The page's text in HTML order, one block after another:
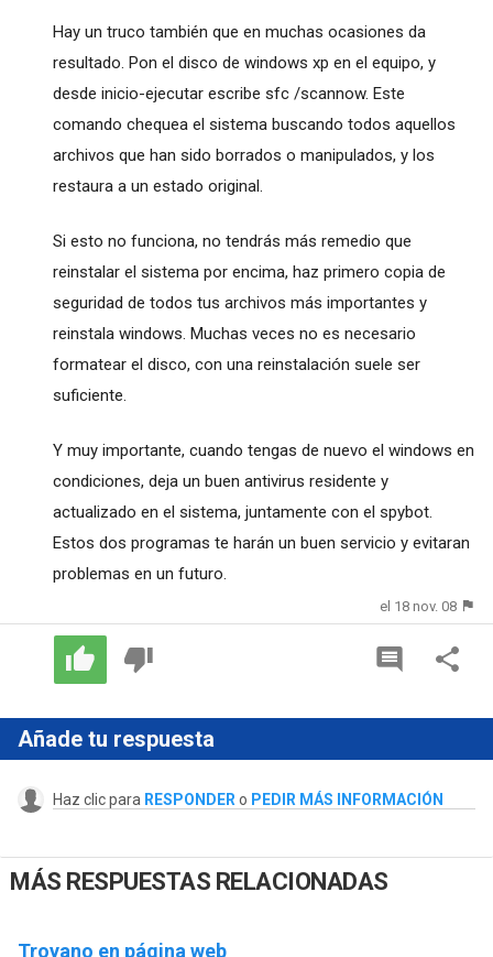
Hay un truco también que en muchas ocasiones da
resultado. Pon el disco de windows xp en el equipo, y
desde inicio-ejecutar escribe sfc /scannow. Este
comando chequea el sistema buscando todos aquellos
archivos que han sido borrados o manipulados, y los
restaura a un estado original.
Si esto no funciona, no tendrás más remedio que
reinstalar el sistema por encima, haz primero copia de
seguridad de todos tus archivos más importantes y
reinstala windows. Muchas veces no es necesario
formatear el disco, con una reinstalación suele ser
suficiente.
Y muy importante, cuando tengas de nuevo el windows en
condiciones, deja un buen antivirus residente y
actualizado en el sistema, juntamente con el spybot.
Estos dos programas te harán un buen servicio y evitaran
problemas en un futuro.
el 18 nov. 08
Añade tu respuesta
Haz clic para RESPONDER o PEDIR MÁS INFORMACIÓN
MÁS RESPUESTAS RELACIONADAS
Troyano en página web